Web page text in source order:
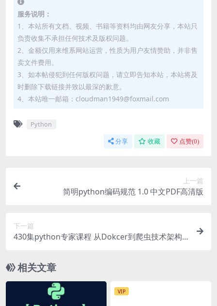
服务说明：
1、本站所有文档、视频、书籍等资料均由网友分享，本站只
负责收集不承担任何技术及版权问题。
2、金额仅用来维系网站运营，性质为用户友情赞助，并非售
卖文件费用。
3、如本帖侵犯到任何版权问题，请立即告知本站，本站将及
时删除下载链接并致以最深的歉意。
4、本站唯一邮箱：cloudman1949@foxmail.com
Python
分享 收藏 点赞(0)
上一篇
简明python编码规范 1.0 中文PDF高清版
下一篇
430集python专家课程 从Dokcer到爬虫技术架构+
相关文章
VIP